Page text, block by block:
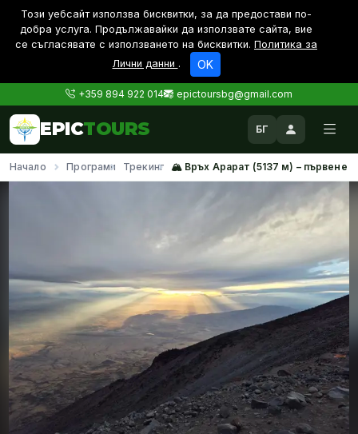
Този уебсайт използва бисквитки, за да предостави по-
дoбра услуга. Продължавайки да използвате сайта, вие
се съгласявате с използването на бисквитки. Политика за
Лични данни . OK
+359 894 922 014 epictoursbg@gmail.com
EPICTOURS БГ
Начало Програми Трекинг 🏔️ Връх Арарат (5137 м) –